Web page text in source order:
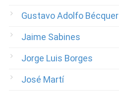
Gustavo Adolfo Bécquer
Jaime Sabines
Jorge Luis Borges
José Martí